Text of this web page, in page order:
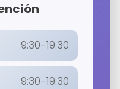
9:30-19:30
9:30-19:30